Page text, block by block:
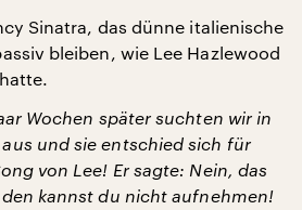
Sinatra, das dünne italienische
bleiben, wie Lee Hazlewood
Wochen später suchten wir in
und sie entschied sich für
von Lee! Er sagte: Nein, das
kannst du nicht aufnehmen!